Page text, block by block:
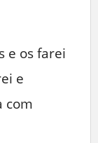
e os farei
e
com